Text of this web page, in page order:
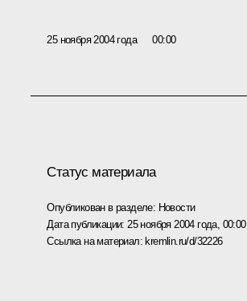
25 ноября 2004 года 00:00
Статус материала
Опубликован в разделе: Новости
Дата публикации: 25 ноября 2004 года, 00:00
Ссылка на материал:kremlin.ru/d/32226